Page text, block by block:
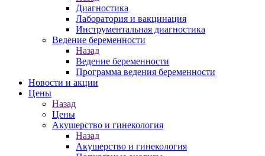
Диагностика
Лаборатория и вакцинация
Инструментальная диагностика
Ведение беременности
Назад
Ведение беременности
Программа ведения беременности
Новости и акции
Цены
Назад
Цены
Акушерство и гинекология
Назад
Акушерство и гинекология